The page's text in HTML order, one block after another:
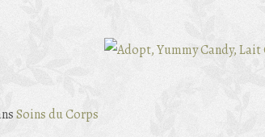
Soins du Corps